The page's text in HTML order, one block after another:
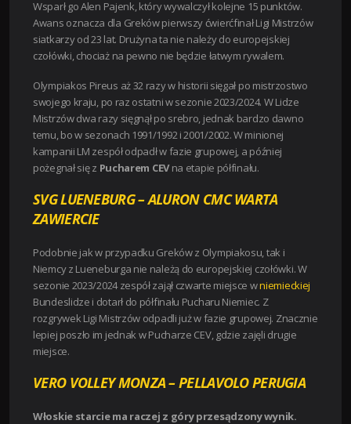
Wsparł go Alen Pajenk, który wywalczył kolejne 15 punktów.
Awans oznacza dla Greków pierwszy ćwierćfinał Ligi Mistrzów
siatkarzy od 23 lat. Drużyna ta nie należy do europejskiej
czołówki, chociaż na pewno nie będzie łatwym rywalem.
Olympiakos Pireus aż 32 razy w historii sięgał po mistrzostwo
swojego kraju, po raz ostatni w sezonie 2023/2024. W Lidze
Mistrzów dwa razy sięgnął po srebro, jednak bardzo dawno
temu, bo w sezonach 1991/1992 i 2001/2002. W minionej
kampanii LM zespół odpadł w fazie grupowej, a później
pożegnał się z Pucharem CEVna etapie półfinału.
SVG LUENEBURG – ALURON CMC WARTA
ZAWIERCIE
Podobnie jak w przypadku Greków z Olympiakosu, tak i
Niemcy z Lueneburga nie należą do europejskiej czołówki. W
sezonie 2023/2024 zespół zajął czwarte miejsce wniemieckiej
Bundeslidze i dotarł do półfinału Pucharu Niemiec. Z
rozgrywek Ligi Mistrzów odpadli już w fazie grupowej. Znacznie
lepiej poszło im jednak w Pucharze CEV, gdzie zajęli drugie
miejsce.
VERO VOLLEY MONZA – PELLAVOLO PERUGIA
Włoskie starcie ma raczej z góry przesądzony wynik.